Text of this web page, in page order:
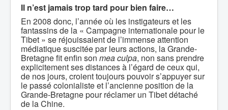
Il n’est jamais trop tard pour bien faire…
En 2008 donc, l’année où les instigateurs et les
fantassins de la « Campagne internationale pour le
Tibet » se réjouissaient de l’immense attention
médiatique suscitée par leurs actions, la Grande-
Bretagne fit enfin son mea culpa, non sans prendre
explicitement ses distances à l’égard de ceux qui,
de nos jours, croient toujours pouvoir s’appuyer sur
le passé colonialiste et l’ancienne position de la
Grande-Bretagne pour réclamer un Tibet détaché
de la Chine.